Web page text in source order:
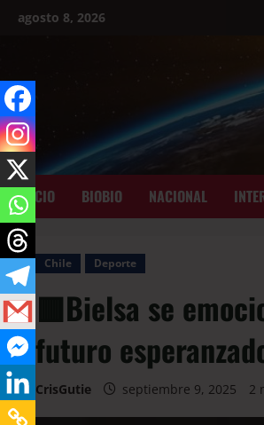
agosto 8, 2026
INICIO BIOBIO NACIONAL
Chile Deporte
🟥Bielsa se
futuro
CrisGutie septiembre 9, 2025 2